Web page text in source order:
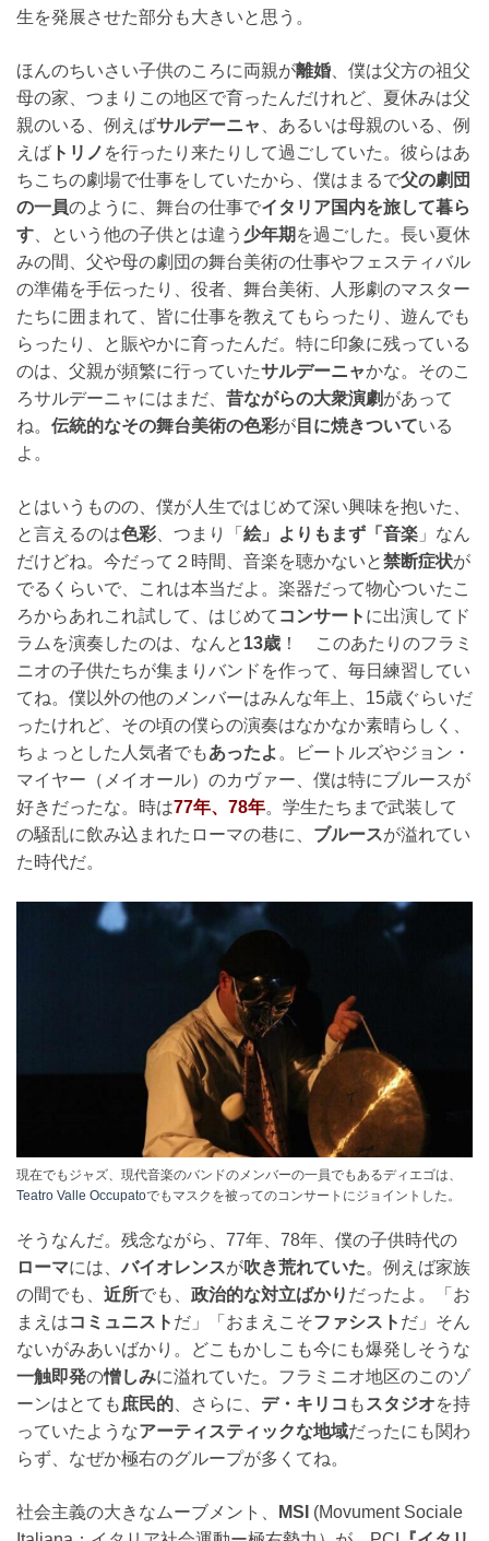
生を発展させた部分も大きいと思う。
ほんのちいさい子供のころに両親が離婚 、僕は父方の祖父
母の家、つまりこの地区で育ったんだけれど、夏休みは父
親のいる、例えばサルデーニャ
、あるいは母親のいる、例
えば トリノ を行ったり来たりして過ごしていた。彼らはあ
ちこちの劇場で仕事をしていたから、僕はまるで父の劇団
の一員のように、舞台の仕事でイタリア国内を旅して暮ら
す 、という他の子供とは違う 少年期 を過ごした。長い夏休
みの間、父や母の劇団の舞台美術の仕事やフェスティバル
の準備を手伝ったり、役者、舞台美術、人形劇のマスター
たちに囲まれて、皆に仕事を教えてもらったり、遊んでも
らったり、と賑やかに育ったんだ。特に印象に残っている
のは、父親が頻繁に行っていたサルデーニャかな。そのこ
ろサルデーニャにはまだ、 昔ながらの大衆演劇 があって
ね。 伝統的なその舞台美術の色彩が 目に焼きついている
よ。
とはいうものの、僕が人生ではじめて深い興味を抱いた、
と言えるのは色彩 、つまり「 絵」よりもまず「音楽 」なん
だけどね。今だって２時間、音楽を聴かないと禁断症状が
でるくらいで、これは本当だよ。楽器だって物心ついたこ
ろからあれこれ試して、はじめて コンサート に出演してド
ラムを演奏したのは、なんと 13歳 ！ このあたりのフラミ
ニオの子供たちが集まりバンドを作って、毎日練習してい
てね。僕以外の他のメンバーはみんな年上、15歳ぐらいだ
ったけれど、その頃の僕らの演奏はなかなか素晴らしく、
ちょっとした人気者でもあったよ 。ビートルズやジョン・
マイヤー（メイオール）のカヴァー、僕は特にブルースが
好きだったな。時は77年、78年。学生たちまで武装して
の騒乱に飲み込まれたローマの巷に、 ブルースが溢れてい
た時代だ。
現在でもジャズ、現代音楽のバンドのメンバーの一員でもあるディエゴは、
Teatro Valle Occupatoでもマスクを被ってのコンサートにジョイントした。
そうなんだ。残念ながら、77年、78年、僕の子供時代の
ローマには、バイオレンスが吹き荒れていた。例えば家族
の間でも、 近所でも、 政治的な対立ばかり だったよ。「お
まえはコミュニスト だ」「おまえこそファシスト だ」そん
ないがみあいばかり。どこもかしこも今にも爆発しそうな
一触即発の憎しみに溢れていた。フラミニオ地区のこのゾ
ーンはとても 庶民的 、さらに、 デ・キリコ も スタジオを持
っていたようなアーティスティックな地域だったにも関わ
らず、なぜか極右のグループが多くてね。
社会主義の大きなムーブメント、 MSI (Movument Sociale